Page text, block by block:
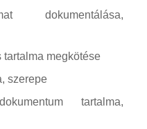
dokumentálása,
megkötése
szerepe
tartalma,